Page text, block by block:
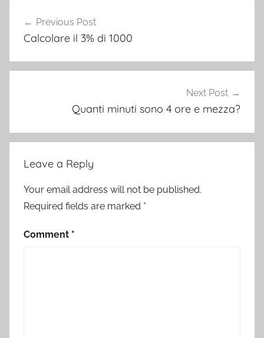
navigation
Previous Post
Calcolare il 3% di 1000
Next Post
Quanti minuti sono 4 ore e mezza?
Leave a Reply
Your email address will not be published.
Required fields are marked *
Comment *